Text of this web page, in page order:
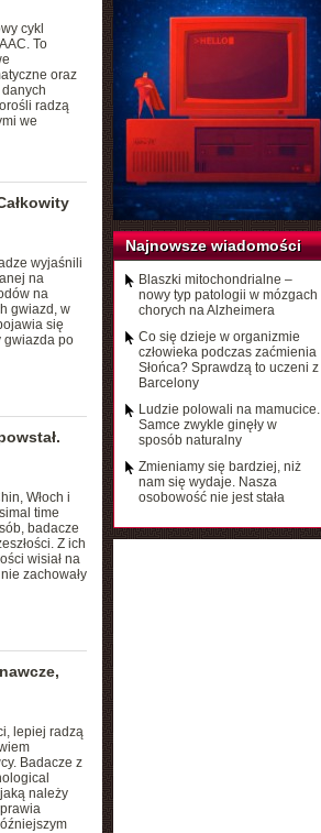
cykl
To
oraz
radzą
we
wyjaśnili
na
na
gwiazd, w
się
gwiazda po
Włoch i
time
badacze
Z ich
wisiał na
zachowały
lepiej radzą
Badacze z
należy
Najnowsze wiadomości
Blaszki mitochondrialne –
nowy typ patologii w mózgach
chorych na Alzheimera
Co się dzieje w organizmie
człowieka podczas zaćmienia
Słońca? Sprawdzą to uczeni z
Barcelony
Ludzie polowali na mamucice.
Samce zwykle ginęły w
sposób naturalny
Zmieniamy się bardziej, niż
nam się wydaje. Nasza
osobowość nie jest stała